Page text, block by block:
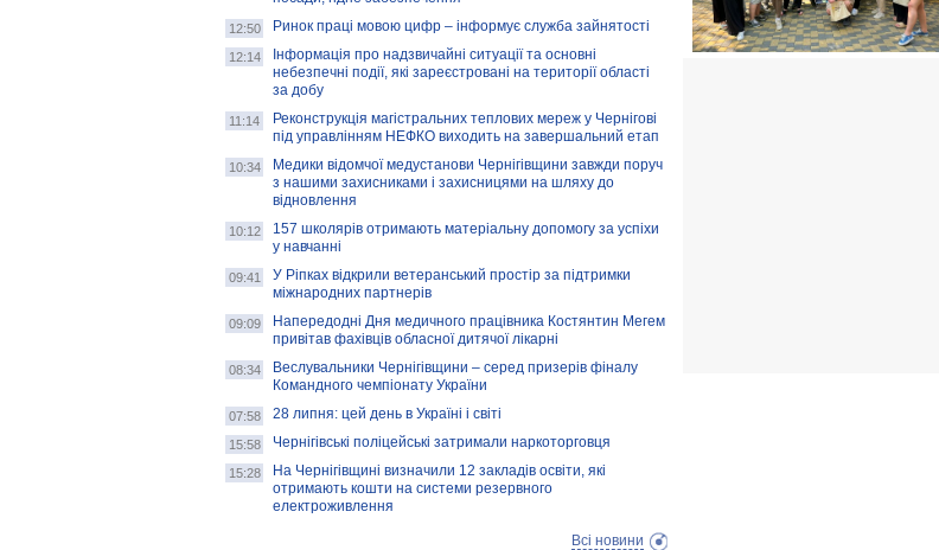
12:50 Ринок праці мовою цифр – інформує служба зайнятості
12:14
Інформація про надзвичайні ситуації та основні
небезпечні події, які зареєстровані на території області
за добу
11:14
Реконструкція магістральних теплових мереж у Чернігові
під управлінням НЕФКО виходить на завершальний етап
10:34
Медики відомчої медустанови Чернігівщини завжди поруч
з нашими захисниками і захисницями на шляху до
відновлення
10:12
157 школярів отримають матеріальну допомогу за успіхи
у навчанні
09:41
У Ріпках відкрили ветеранський простір за підтримки
міжнародних партнерів
09:09
Напередодні Дня медичного працівника Костянтин Мегем
привітав фахівців обласної дитячої лікарні
08:34
Веслувальники Чернігівщини – серед призерів фіналу
Командного чемпіонату України
07:58 28 липня: цей день в Україні і світі
15:58 Чернігівські поліцейські затримали наркоторговця
15:28
На Чернігівщині визначили 12 закладів освіти, які
отримають кошти на системи резервного
електроживлення
Всі новини